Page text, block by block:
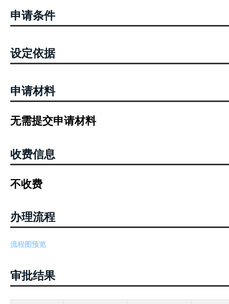
申请条件
设定依据
申请材料
无需提交申请材料
收费信息
不收费
办理流程
流程图预览
审批结果